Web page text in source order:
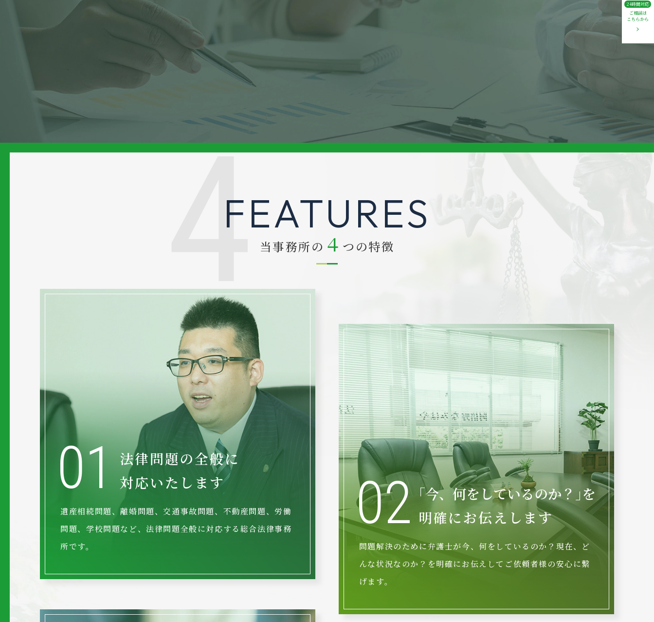
FEATURES
当事務所の ４ つの特徴
4
01 法律問題の全般に
対応いたします
遺産相続問題、離婚問題、交通事故問題、不動産問題、労働
問題、学校問題など、法律問題全般に対応する総合法律事務
所です。
02 ｢今、何をしているのか？｣を
明確にお伝えします
問題解決のために弁護士が今、何をしているのか？現在、ど
んな状況なのか？を明確にお伝えしてご依頼者様の安心に繋
げます。
24時間対応
ご相談は
こちらから